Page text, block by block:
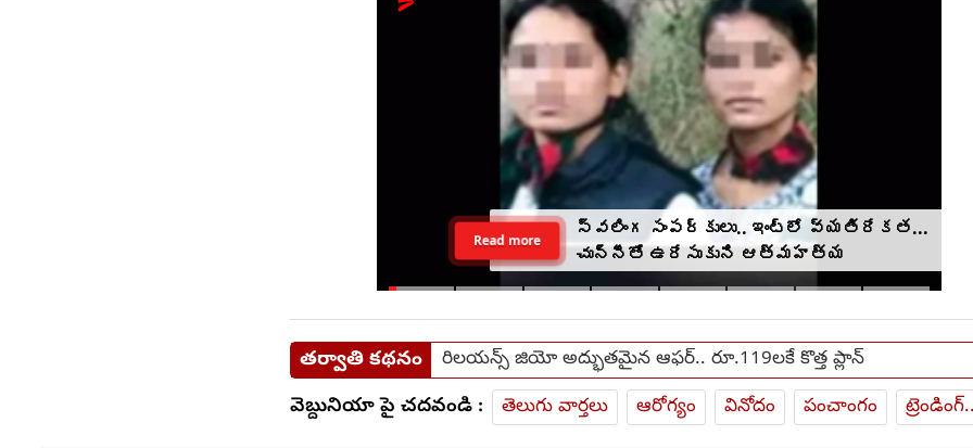
స్వలింగ సంపర్కులు.. ఇంట్లో వ్యతిరేకత...
చున్నీతో ఉరేసుకుని ఆత్మహత్య
Read more
తర్వాతి కథనం రిలయన్స్ జియో అద్భుతమైన ఆఫర్.. రూ.119లకే కొత్త ప్లాన్
వెబ్దునియా పై చదవండి : తెలుగు వార్తలు ఆరోగ్యం వినోదం పంచాంగం